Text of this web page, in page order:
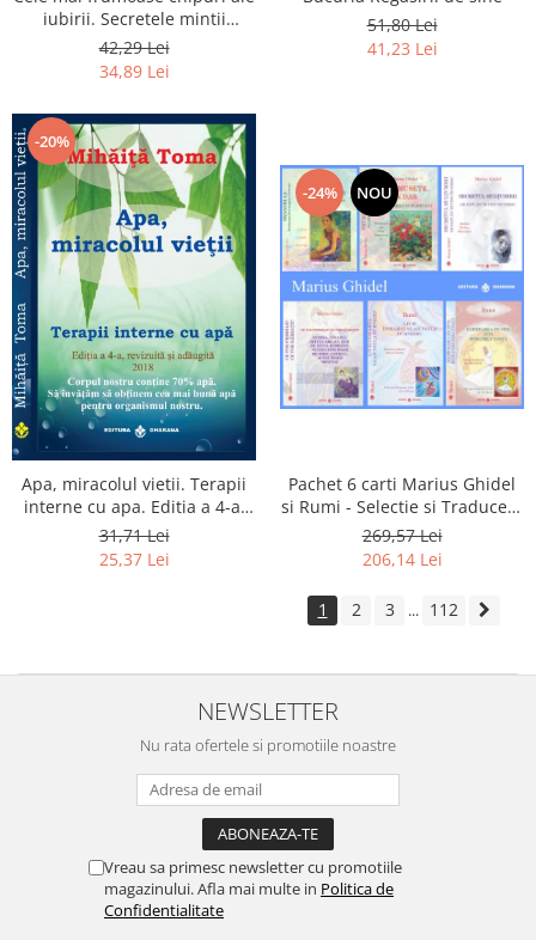
iubirii. Secretele mintii
omenesti in opera marelui
initiat, Rumi
42,29 Lei
34,89 Lei
51,80 Lei
41,23 Lei
-20%
Apa, miracolul vietii. Terapii
interne cu apa. Editia a 4-a,
revizuita si adaugita.
31,71 Lei
25,37 Lei
-24% NOU
Pachet 6 carti Marius Ghidel
si Rumi - Selectie si Traducere
de Marius Ghidel
269,57 Lei
206,14 Lei
1 2 3 ... 112
NEWSLETTER
Nu rata ofertele si promotiile noastre
Vreau sa primesc newsletter cu promotiile
magazinului. Afla mai multe in Politica de
Confidentialitate